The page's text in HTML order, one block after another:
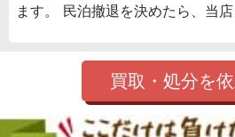
ます。 民泊撤退を決めたら、当店
買取・処分を